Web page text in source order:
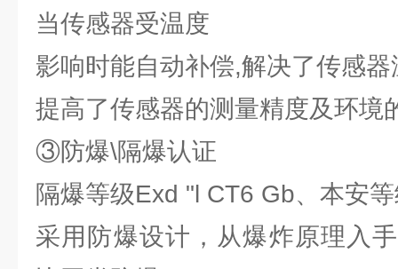
当传感器受温度
影响时能自动补偿,解决了传感
提高了传感器的测量精度及环境
③防爆\隔爆认证
隔爆等级Exd "l CT6 Gb、本安
采用防爆设计，从爆炸原理入